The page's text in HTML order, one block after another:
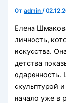
Отadmin/
Елена
личность,
искусства.
детства
одаренность.
скульптурой
начало уже в